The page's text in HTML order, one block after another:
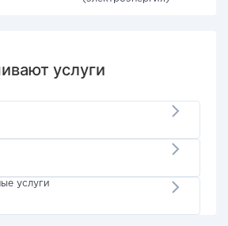
услуги
услуги